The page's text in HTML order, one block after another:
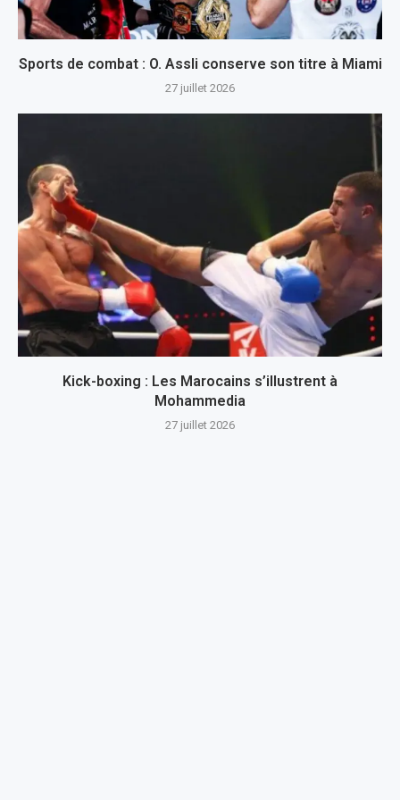
Sports de combat : O. Assli conserve son titre à Miami
27 juillet 2026
Kick-boxing : Les Marocains s’illustrent à
Mohammedia
27 juillet 2026